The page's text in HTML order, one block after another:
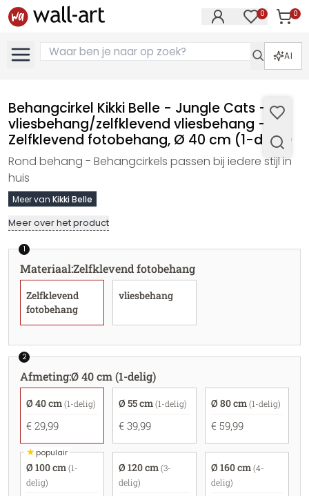
0 0
AI
Behangcirkel Kikki Belle - Jungle Cats -
vliesbehang/zelfklevend vliesbehang -
Zelfklevend fotobehang, Ø 40 cm (1-delig)
Rond behang - Behangcirkels passen bij iedere stijl in
huis
Meer van Kikki Belle
Meer over het product
1
Materiaal:Zelfklevend fotobehang
Zelfklevend
fotobehang
vliesbehang
2
Afmeting:Ø 40 cm (1-delig)
Ø 40 cm (1-delig)
€ 29,99
Ø 55 cm (1-delig)
€ 39,99
Ø 80 cm (1-delig)
€ 59,99
★populair
Ø 100 cm (1-
delig)
Ø 120 cm (3-
delig)
Ø 160 cm (4-
delig)